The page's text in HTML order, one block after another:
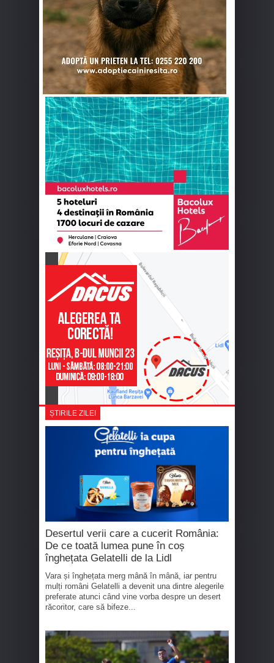
ȘTIRILE ZILEI
Desertul verii care a cucerit România:
De ce toată lumea pune în coș
înghețata Gelatelli de la Lidl
Vara și înghețata merg mână în mână, iar pentru
mulți români Gelatelli a devenit una dintre alegerile
preferate atunci când vine vorba despre un desert
răcoritor, care să bifeze...